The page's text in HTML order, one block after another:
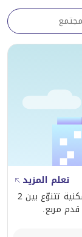
المبيعات والتأجير السكني
تعلم المزيد
يوفّر بناية 4 الواقع في قرية الياسمين وحدات سكنية تتنوّع بين 2
غرف نوم، وتتراوح مساحاتها بين 1,100 - 1,546 قدم مربع.